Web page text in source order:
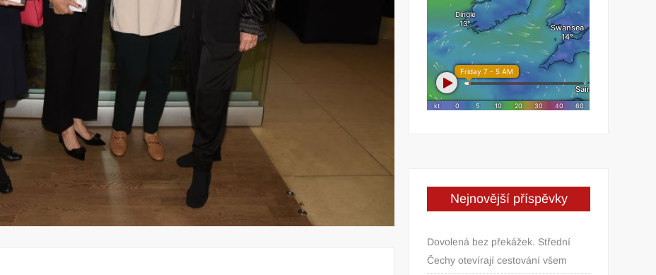
Nejnovější příspěvky
Dovolená bez překážek. Střední
Čechy otevírají cestování všem